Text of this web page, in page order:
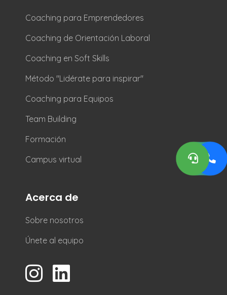
Coaching para Emprendedores
Coaching de Orientación Laboral
Coaching en Soft Skills
Método "Lidérate para inspirar"
Coaching para Equipos
Team Building
Formación
Campus virtual
Acerca de
Sobre nosotros
Únete al equipo